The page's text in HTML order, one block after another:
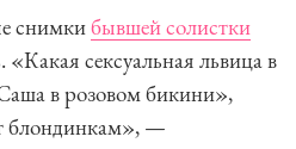
снимкибывшей солистки
сексуальная львица в
в розовом бикини»,
блондинкам», —